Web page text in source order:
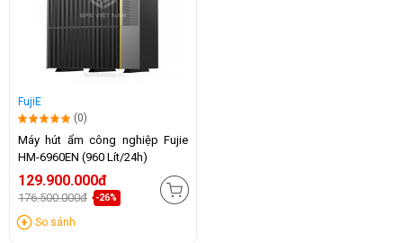
FujiE
(0)
Máy hút ẩm công nghiệp Fujie
HM-6960EN (960 Lít/24h)
129.900.000đ
176.500.000đ -26%
So sánh